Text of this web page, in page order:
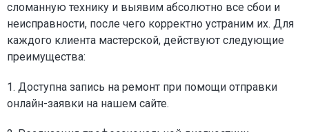
сломанную технику и выявим абсолютно все сбои и
неисправности, после чего корректно устраним их. Для
каждого клиента мастерской, действуют следующие
преимущества:
1. Доступна запись на ремонт при помощи отправки
онлайн-заявки на нашем сайте.